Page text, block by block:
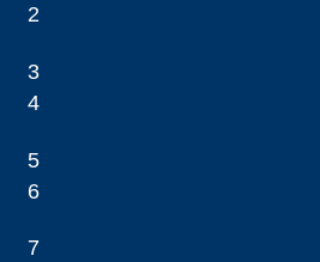
2
3
4
5
6
7